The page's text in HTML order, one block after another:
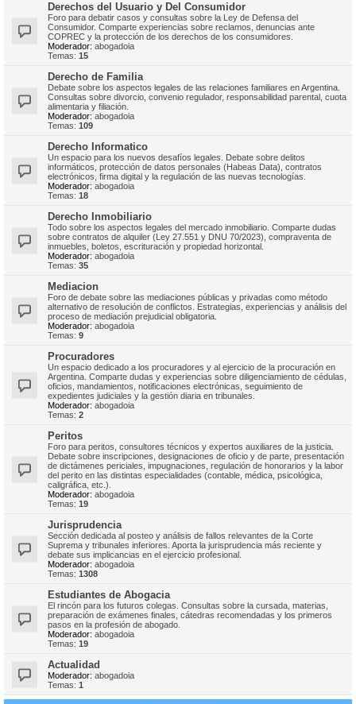
Derechos del Usuario y Del Consumidor
Foro para debatir casos y consultas sobre la Ley de Defensa del
Consumidor. Comparte experiencias sobre reclamos, denuncias ante
COPREC y la protección de los derechos de los consumidores.
Moderador: abogadoia
Temas: 15
Derecho de Familia
Debate sobre los aspectos legales de las relaciones familiares en Argentina.
Consultas sobre divorcio, convenio regulador, responsabilidad parental, cuota
alimentaria y filiación.
Moderador: abogadoia
Temas: 109
Derecho Informatico
Un espacio para los nuevos desafíos legales. Debate sobre delitos
informáticos, protección de datos personales (Habeas Data), contratos
electrónicos, firma digital y la regulación de las nuevas tecnologías.
Moderador: abogadoia
Temas: 18
Derecho Inmobiliario
Todo sobre los aspectos legales del mercado inmobiliario. Comparte dudas
sobre contratos de alquiler (Ley 27.551 y DNU 70/2023), compraventa de
inmuebles, boletos, escrituración y propiedad horizontal.
Moderador: abogadoia
Temas: 35
Mediacion
Foro de debate sobre las mediaciones públicas y privadas como método
alternativo de resolución de conflictos. Estrategias, experiencias y análisis del
proceso de mediación prejudicial obligatoria.
Moderador: abogadoia
Temas: 9
Procuradores
Un espacio dedicado a los procuradores y al ejercicio de la procuración en
Argentina. Comparte dudas y experiencias sobre diligenciamiento de cédulas,
oficios, mandamientos, notificaciones electrónicas, seguimiento de
expedientes judiciales y la gestión diaria en tribunales.
Moderador: abogadoia
Temas: 2
Peritos
Foro para peritos, consultores técnicos y expertos auxiliares de la justicia.
Debate sobre inscripciones, designaciones de oficio y de parte, presentación
de dictámenes periciales, impugnaciones, regulación de honorarios y la labor
del perito en las distintas especialidades (contable, médica, psicológica,
caligráfica, etc.).
Moderador: abogadoia
Temas: 19
Jurisprudencia
Sección dedicada al posteo y análisis de fallos relevantes de la Corte
Suprema y tribunales inferiores. Aporta la jurisprudencia más reciente y
debate sus implicancias en el ejercicio profesional.
Moderador: abogadoia
Temas: 1308
Estudiantes de Abogacia
El rincón para los futuros colegas. Consultas sobre la cursada, materias,
preparación de exámenes finales, cátedras recomendadas y los primeros
pasos en la profesión de abogado.
Moderador: abogadoia
Temas: 19
Actualidad
Moderador: abogadoia
Temas: 1